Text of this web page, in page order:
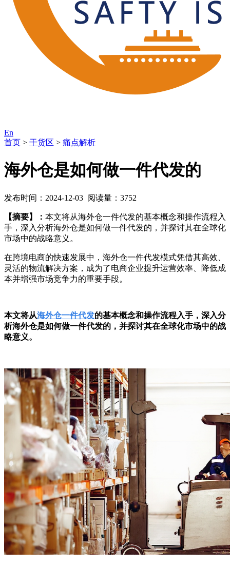
En
首页 > 干货区 > 痛点解析
海外仓是如何做一件代发的
发布时间：2024-12-03 阅读量：3752
【摘要】： 本文将从海外仓一件代发的基本概念和操作流程入
手，深入分析海外仓是如何做一件代发的，并探讨其在全球化
市场中的战略意义。
在跨境电商的快速发展中，海外仓一件代发模式凭借其高效、
灵活的物流解决方案，成为了电商企业提升运营效率、降低成
本并增强市场竞争力的重要手段。
本文将从海外仓一件代发的基本概念和操作流程入手，深入分
析海外仓是如何做一件代发的，并探讨其在全球化市场中的战
略意义。